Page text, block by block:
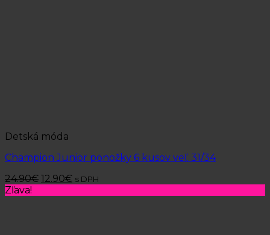
Detská móda
Champion Junior ponožky 6 kusov veľ. 31/34
24.90€ 12.90€ s DPH
Zľava!